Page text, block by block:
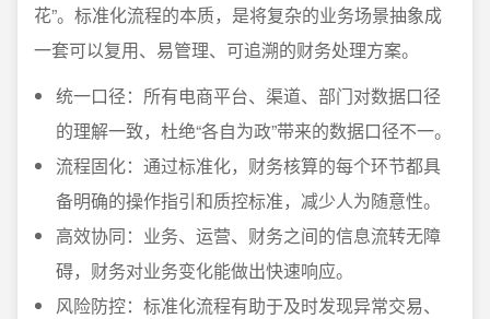
花”。标准化流程的本质，是将复杂的业务场景抽象成
一套可以复用、易管理、可追溯的财务处理方案。
统一口径：所有电商平台、渠道、部门对数据口径
的理解一致，杜绝“各自为政”带来的数据口径不一。
流程固化：通过标准化，财务核算的每个环节都具
备明确的操作指引和质控标准，减少人为随意性。
高效协同：业务、运营、财务之间的信息流转无障
碍，财务对业务变化能做出快速响应。
风险防控：标准化流程有助于及时发现异常交易、